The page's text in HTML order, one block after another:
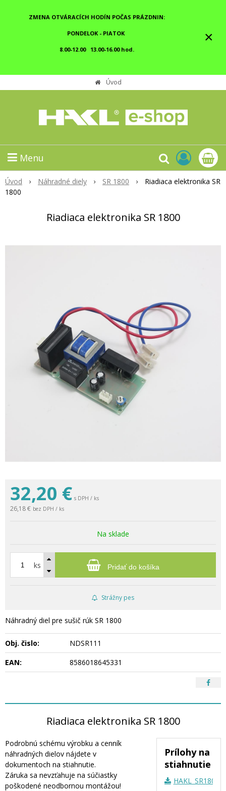
ZMENA OTVÁRACÍCH HODÍN POČAS PRÁZDNIN:
PONDELOK - PIATOK
8.00-12.00 13.00-16.00 hod.
×
Úvod
Menu
Úvod Náhradné diely SR 1800
Riadiaca elektronika SR
1800
Riadiaca elektronika SR 1800
32,20 € s DPH / ks
26,18 € bez DPH / ks
Na sklade
ks Pridať do košíka
Strážny pes
Náhradný diel pre sušič rúk SR 1800
Obj. čislo:
NDSR111
EAN:
8586018645331
Riadiaca elektronika SR 1800
Prílohy na
stiahnutie
Podrobnú schému výrobku a cenník
náhradných dielov nájdete v
dokumentoch na stiahnutie.
Záruka sa nevzťahuje na súčiastky
poškodené neodbornou montážou!